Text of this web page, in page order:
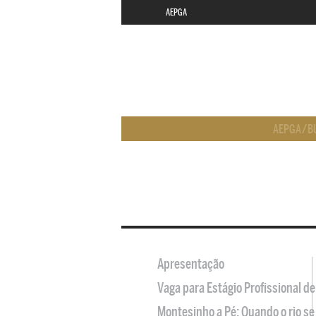
AEPGA
AEPGA/
Apresentação
Vaga para Estágio Profissional
Montesinho a Pé: Quando o rio